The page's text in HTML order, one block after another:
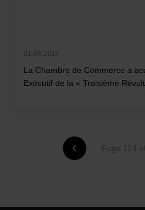
01.06.2016
La Chambre de Commerce a
Exécutif de la « Troisième
Page 114